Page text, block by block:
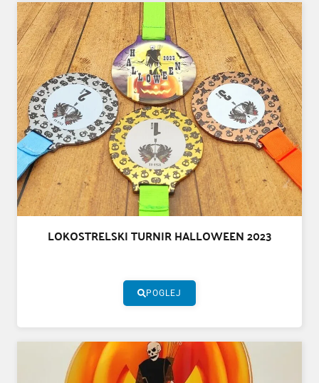
LOKOSTRELSKI TURNIR HALLOWEEN 2023
POGLEJ